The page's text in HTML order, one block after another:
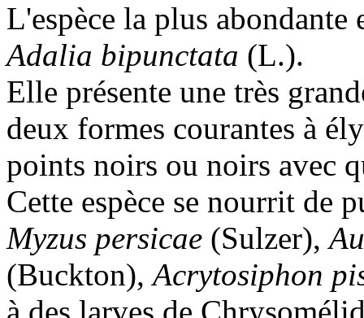
L'espèce la plus
Adalia bipunctata (L.).
Elle présente une très
deux formes courantes à
points noirs ou noirs avec
Cette espèce se nourrit de
Myzus persicae (Sulzer),
(Buckton),Acrytosiphon